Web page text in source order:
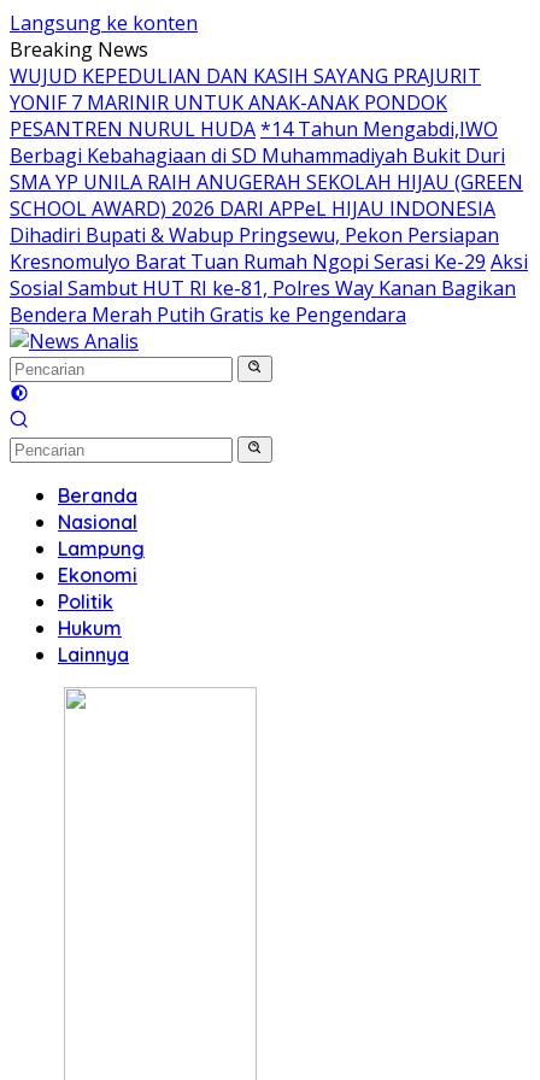
Langsung ke konten
Breaking News
WUJUD KEPEDULIAN DAN KASIH SAYANG PRAJURIT
YONIF 7 MARINIR UNTUK ANAK-ANAK PONDOK
PESANTREN NURUL HUDA*14 Tahun Mengabdi,IWO
Berbagi Kebahagiaan di SD Muhammadiyah Bukit Duri
SMA YP UNILA RAIH ANUGERAH SEKOLAH HIJAU (GREEN
SCHOOL AWARD) 2026 DARI APPeL HIJAU INDONESIA
Dihadiri Bupati & Wabup Pringsewu, Pekon Persiapan
Kresnomulyo Barat Tuan Rumah Ngopi Serasi Ke-29 Aksi
Sosial Sambut HUT RI ke-81, Polres Way Kanan Bagikan
Bendera Merah Putih Gratis ke Pengendara
Beranda
Nasional
Lampung
Ekonomi
Politik
Hukum
Lainnya